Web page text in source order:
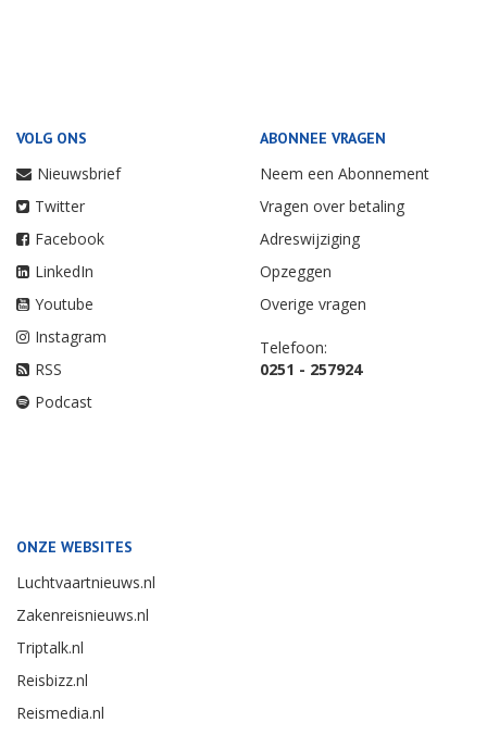
VOLG ONS
Nieuwsbrief
Twitter
Facebook
LinkedIn
Youtube
Instagram
RSS
Podcast
ABONNEE VRAGEN
Neem een Abonnement
Vragen over betaling
Adreswijziging
Opzeggen
Overige vragen
Telefoon:
0251 - 257924
ONZE WEBSITES
Luchtvaartnieuws.nl
Zakenreisnieuws.nl
Triptalk.nl
Reisbizz.nl
Reismedia.nl